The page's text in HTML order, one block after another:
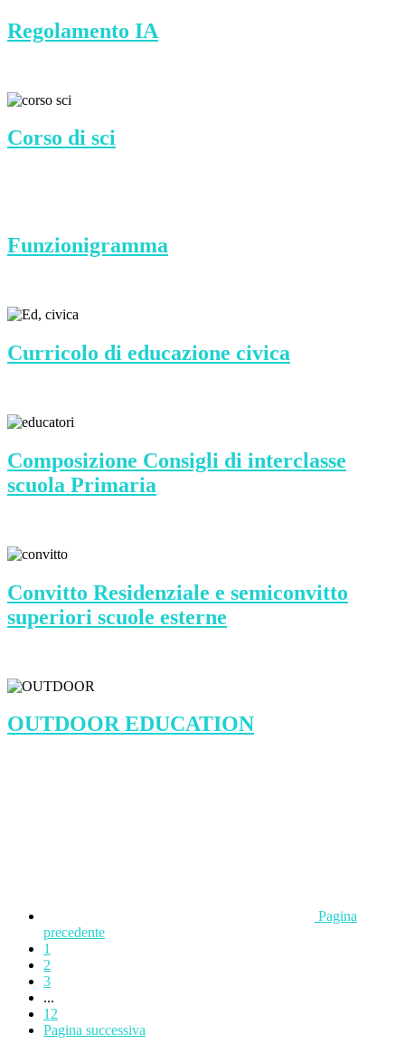
Regolamento IA
Corso di sci
Funzionigramma
Curricolo di educazione civica
Composizione Consigli di interclasse
scuola Primaria
Convitto Residenziale e semiconvitto
superiori scuole esterne
OUTDOOR EDUCATION
Pagina
precedente
1
2
3
...
12
Pagina successiva